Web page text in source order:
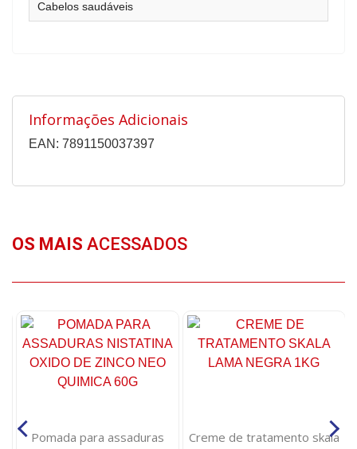
Cabelos saudáveis
Informações Adicionais
EAN: 7891150037397
OS MAIS ACESSADOS
Pomada para assaduras
Creme de tratamento skala